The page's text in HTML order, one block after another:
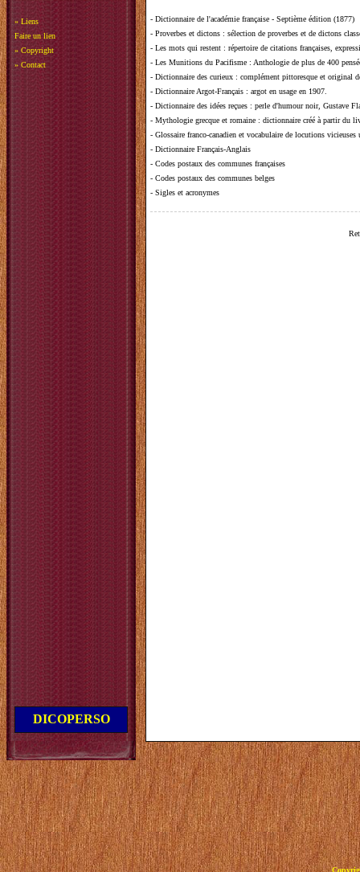
» Liens
Faire un lien
» Copyright
» Contact
DICOPERSO
- Dictionnaire de l'académie française - Septième édition (1877)
- Proverbes et dictons : sélection de proverbes et de dictons
- Les mots qui restent : répertoire de citations françaises,
- Les Munitions du Pacifisme : Anthologie de plus de 400
- Dictionnaire des curieux : complément pittoresque et original
- Dictionnaire Argot-Français : argot en usage en 1907.
- Dictionnaire des idées reçues : perle d'humour noir, Gustave
- Mythologie grecque et romaine : dictionnaire créé à partir du
- Glossaire franco-canadien et vocabulaire de locutions vicieuses
- Dictionnaire Français-Anglais
- Codes postaux des communes françaises
- Codes postaux des communes belges
- Sigles et acronymes